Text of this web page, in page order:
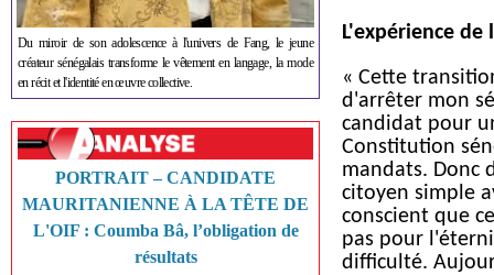
Du miroir de son adolescence à l'univers de Fang, le jeune
créateur sénégalais transforme le vêtement en langage, la mode
en récit et l'identité en œuvre collective.
PORTRAIT – CANDIDATE
MAURITANIENNE À LA TÊTE DE
L'OIF : Coumba Bâ, l’obligation de
résultats
L'expérience
« Cette
d'arrêter mon
candidat pour
Constitution
mandats. Donc
citoyen simple
conscient que
pas pour
difficulté.